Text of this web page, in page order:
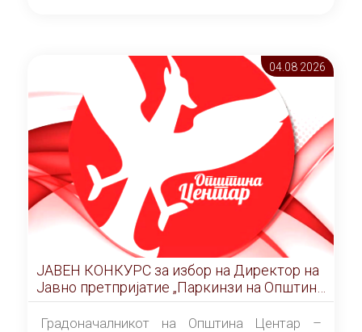
Скопје” број 9/2026), за времетраење од 3
(три) години од денот на потпишувањето на
Договорот за закуп со најповолниот
понудувач.
04.08 2026
ЈАВЕН КОНКУРС за избор на Директор на
Јавно претпријатие „Паркинзи на Општина
Центар“ – Скопје
Градоначалникот на Општина Центар –